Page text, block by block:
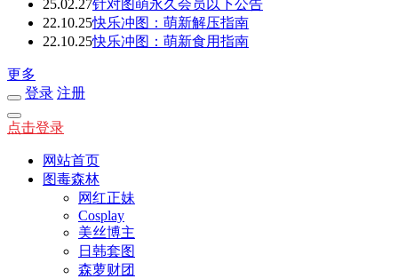
25.02.27针对图萌永久会员以下公告
22.10.25快乐冲图：萌新解压指南
22.10.25快乐冲图：萌新食用指南
更多
登录 注册
点击登录
网站首页
图毒森林
网红正妹
Cosplay
美丝博主
日韩套图
森萝财团